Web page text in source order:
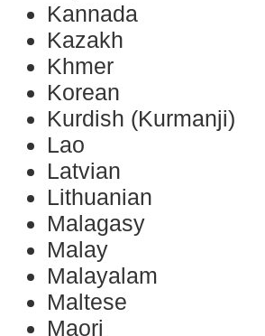
Kannada
Kazakh
Khmer
Korean
Kurdish (Kurmanji)
Lao
Latvian
Lithuanian
Malagasy
Malay
Malayalam
Maltese
Maori